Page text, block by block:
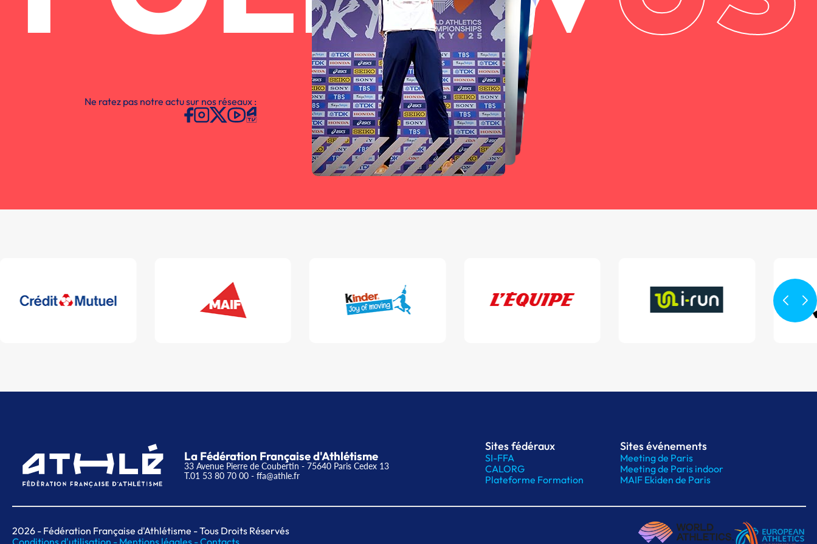
Ne ratez pas notre actu sur nos réseaux :
La Fédération Française d'Athlétisme
33 Avenue Pierre de Coubertin - 75640 Paris Cedex 13
T.01 53 80 70 00 - ffa@athle.fr
Sites fédéraux
SI-FFA
CALORG
Plateforme Formation
Sites événements
Meeting de Paris
Meeting de Paris indoor
MAIF Ekiden de Paris
2026 - Fédération Française d'Athlétisme - Tous Droits Réservés
Conditions d'utilisation - Mentions légales -Contacts